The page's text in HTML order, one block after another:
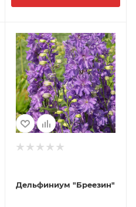
Дельфиниум "Бреезин"